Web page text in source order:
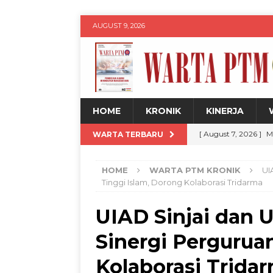
AUGUST 9, 2026
HOME KRONIK KINERJA
WARTA TERBARU [ August 7, 2026 ]
[ August 7, 2026 ]
[ August 7, 2026 ]
untuk Kemajuan
[ August 8, 2026 ]
HOME WARTA PTM KRONIK
Tinggi Islam, Dorong Kolaborasi Tridarma
UIAD Sinjai dan
Sinergi
Kolaborasi